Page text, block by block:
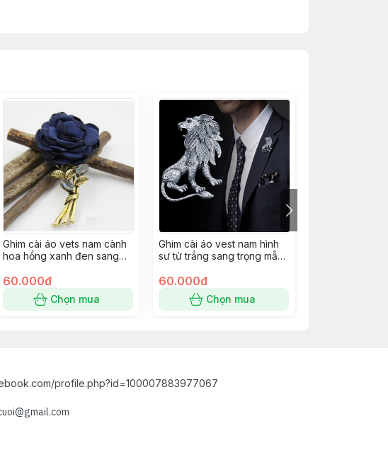
Ghim cài áo vets nam cành
hoa hồng xanh đen sang
60.000đ
Chọn mua
Ghim cài áo vest nam hình
sư tử trắng sang trọng mẫu
60.000đ
Chọn mua
profile.php?id=100007883977067